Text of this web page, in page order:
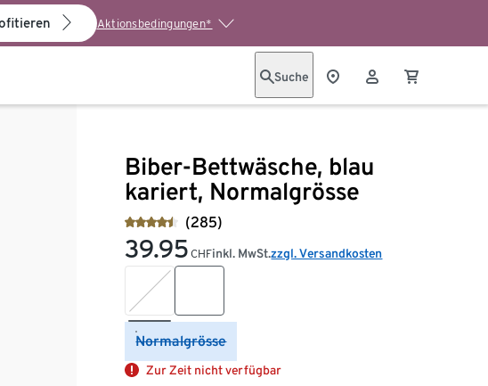
Aktionsbedingungen*
Suche
Biber-Bettwäsche, blau
kariert, Normalgrösse
(285)
39.95 CHFinkl. MwSt.zzgl. Versandkosten
Normalgrösse
Zur Zeit nicht verfügbar